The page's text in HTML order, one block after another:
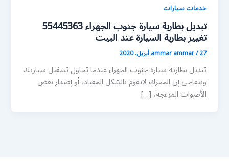
خدمات سيارات
تبديل بطارية سيارة جنوب الجهراء 55445363
تغيير بطارية السيارة عند البيت
ammar ammar/27 أبريل، 2020
تبديل بطارية سيارة جنوب الجهراء عندما تحاول تشغيل سيارتك
وتتفاجئ إن المحرك لايقوم بالشكل المعتاد، أو إصدار بعض
الأصوات المزعجة، […]